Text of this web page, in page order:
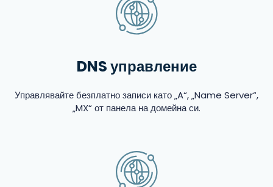
DNS управление
Управлявайте безплатно записи като „A“, „Name Server“,
„MX“ от панела на домейна си.